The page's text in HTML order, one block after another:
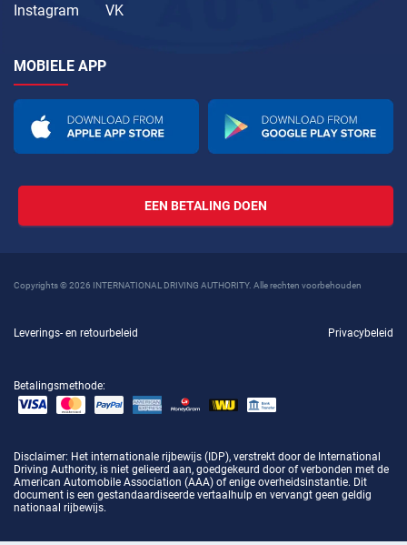
Instagram
VK
MOBIELE APP
EEN BETALING DOEN
Copyrights © 2026 INTERNATIONAL DRIVING AUTHORITY. Alle rechten voorbehouden
Leverings- en retourbeleid Privacybeleid
Betalingsmethode:
Disclaimer: Het internationale rijbewijs (IDP), verstrekt door de International
Driving Authority, is niet gelieerd aan, goedgekeurd door of verbonden met de
American Automobile Association (AAA) of enige overheidsinstantie. Dit
document is een gestandaardiseerde vertaalhulp en vervangt geen geldig
nationaal rijbewijs.